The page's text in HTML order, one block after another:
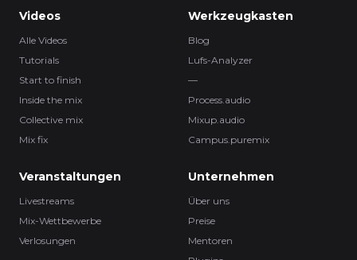
Videos
Alle Videos
Tutorials
Start to finish
Inside the mix
Collective mix
Mix fix
Werkzeugkasten
Blog
Lufs-Analyzer
—
Process.audio
Mixup.audio
Campus.puremix
Veranstaltungen
Livestreams
Mix-Wettbewerbe
Verlosungen
Unternehmen
Über uns
Preise
Mentoren